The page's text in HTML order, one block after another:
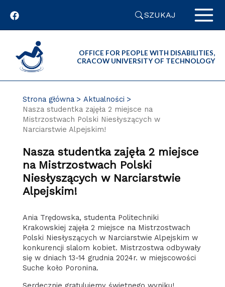
SZUKAJ
OFFICE FOR PEOPLE WITH DISABILITIES,
CRACOW UNIVERSITY OF TECHNOLOGY
Strona główna
Aktualności
Nasza studentka zajęła 2 miejsce na
Mistrzostwach Polski Niesłyszących w
Narciarstwie Alpejskim!
Nasza studentka zajęła 2 miejsce
na Mistrzostwach Polski
Niesłyszących w Narciarstwie
Alpejskim!
Ania Trędowska, studenta Politechniki
Krakowskiej zajęła 2 miejsce na Mistrzostwach
Polski Niesłyszących w Narciarstwie Alpejskim w
konkurencji slalom kobiet. Mistrzostwa odbywały
się w dniach 13-14 grudnia 2024r. w miejscowości
Suche koło Poronina.